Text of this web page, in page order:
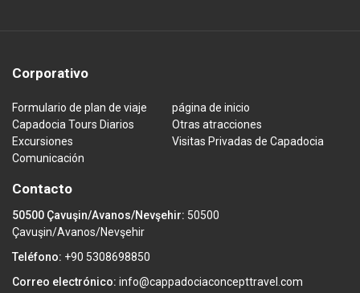
Corporativo
Formulario de plan de viaje
página de inicio
Capadocia Tours Diarios
Otras atracciones
Excursiones
Visitas Privadas de Capadocia
Comunicación
Contacto
50500 Çavuşin/Avanos/Nevşehir: 50500
Çavuşin/Avanos/Nevşehir
Teléfono: +90 5308698850
Correo electrónico: info@cappadociaconcepttravel.com